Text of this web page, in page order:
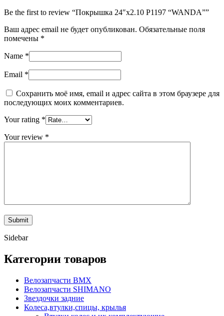
Be the first to review “Покрышка 24″x2.10 P1197 “WANDA””
Ваш адрес email не будет опубликован. Обязательные поля
помечены *
Name *
Email *
Сохранить моё имя, email и адрес сайта в этом браузере для
последующих моих комментариев.
Your rating *
Your review *
Sidebar
Категории товаров
Велозапчасти BMX
Велозапчасти SHIMANO
Звездочки задние
Колеса,втулки,спицы, крылья